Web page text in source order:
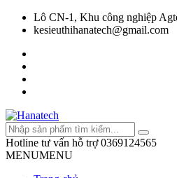
Lô CN-1, Khu công nghiệp
kesieuthihanatech@gmail.com
Hotline tư vấn hỗ trợ 0369124565
MENUMENU